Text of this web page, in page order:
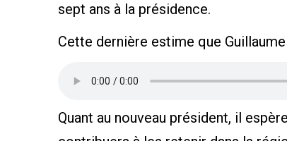
sept ans à la présidence.
Cette dernière estime que
Quant au nouveau président, il